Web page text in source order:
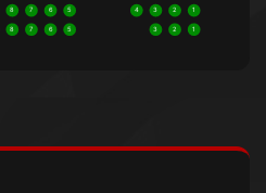
8 7 6 5 4 3 2 1
8 7 6 5 3 2 1